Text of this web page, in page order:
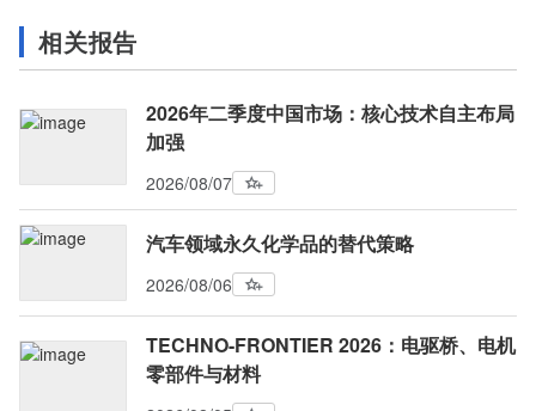
相关报告
2026年二季度中国市场：核心技术自主布局
加强
2026/08/07
汽车领域永久化学品的替代策略
2026/08/06
TECHNO-FRONTIER 2026：电驱桥、电机
零部件与材料